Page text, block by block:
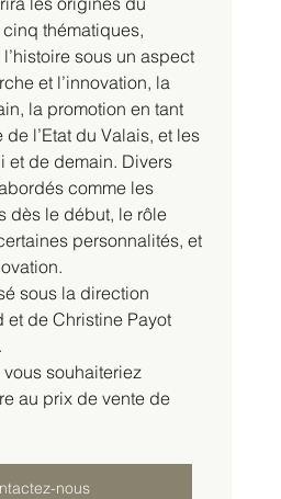
thématiques,
sous un aspect
et l’innovation, la
la promotion en tant
l’Etat du Valais, et les
et de demain. Divers
comme les
dès le début, le rôle
personnalités, et
sous la direction
et de Christine Payot
souhaiteriez
au prix de vente de
nous